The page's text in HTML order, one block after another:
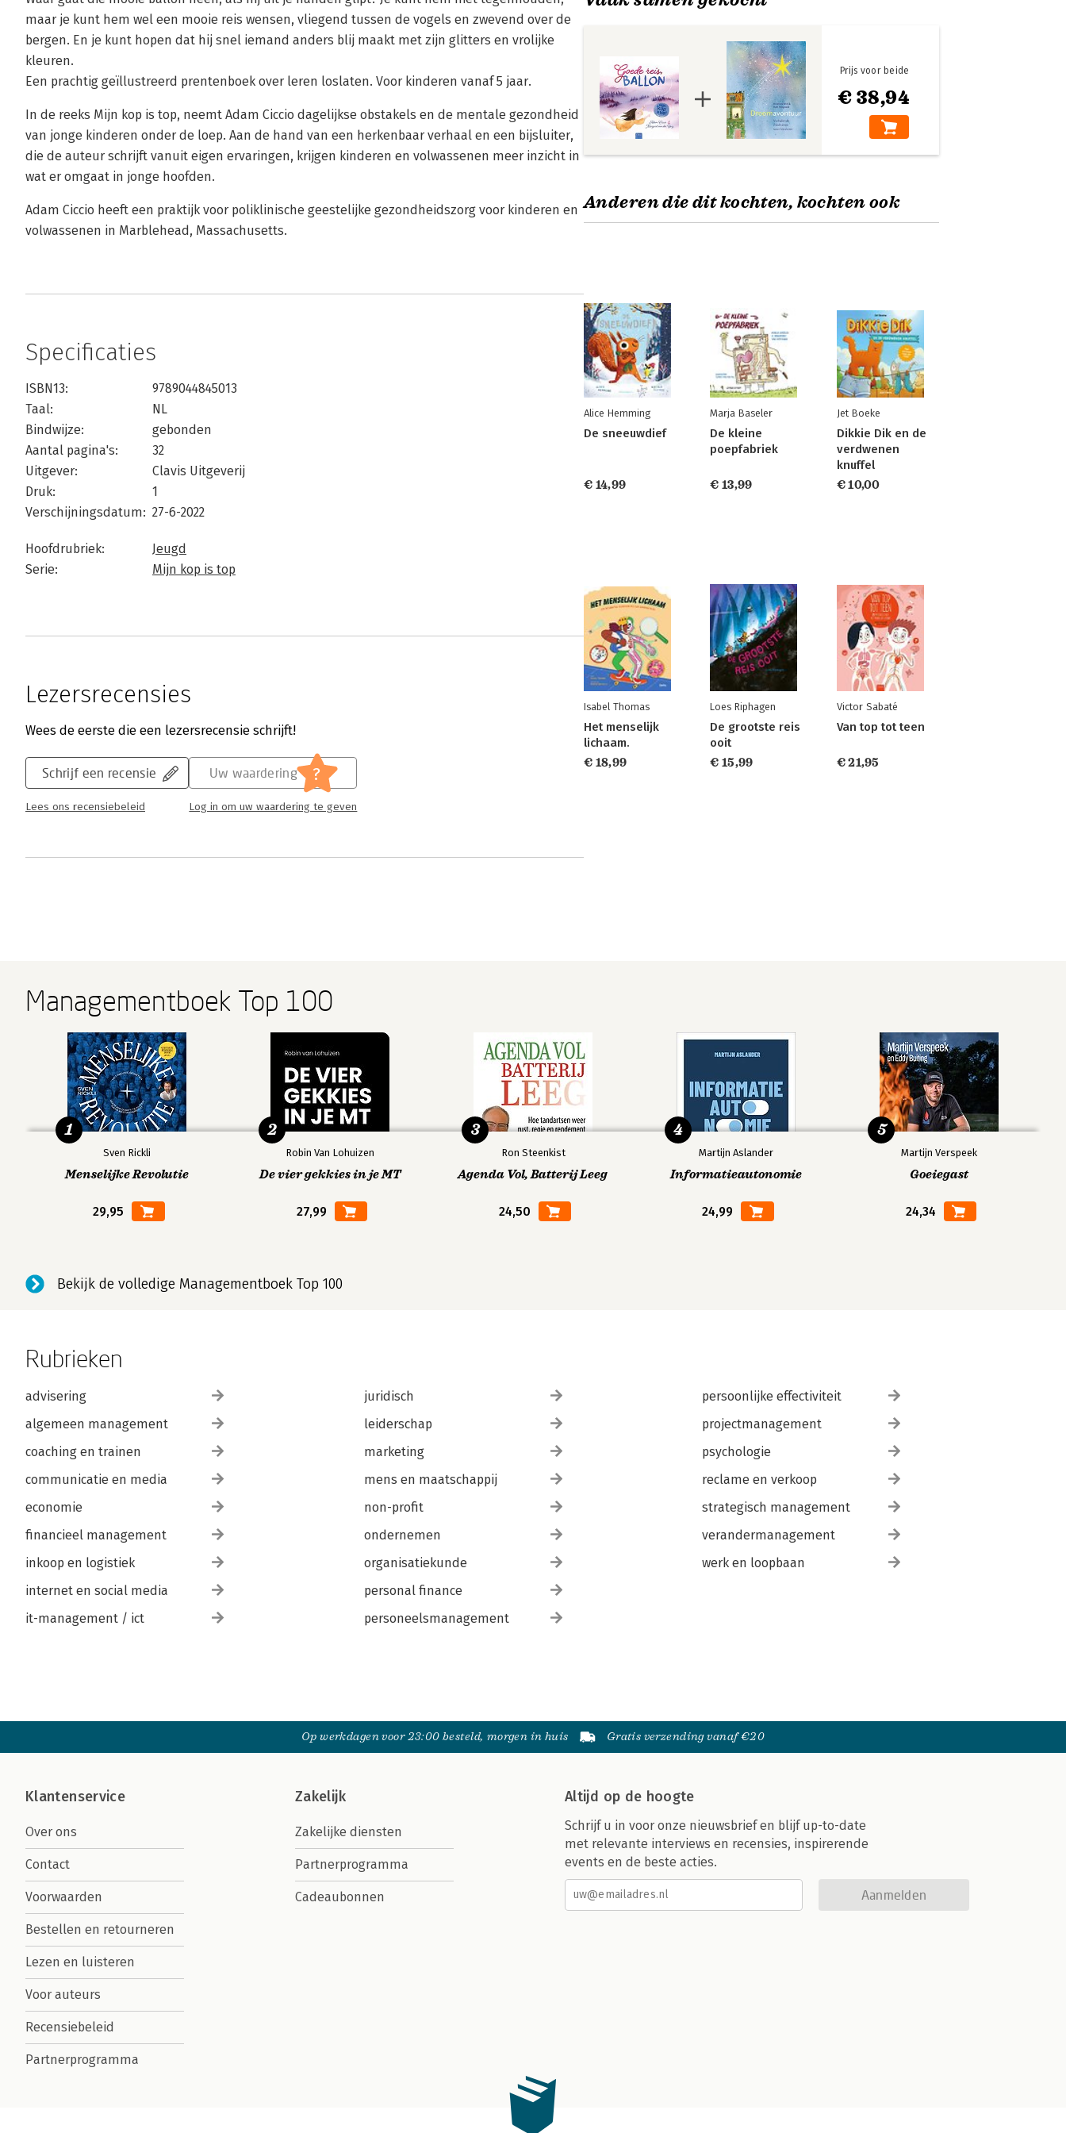
maar je kunt hem wel een mooie reis wensen, vliegend tussen de vogels en zwevend over de
bergen. En je kunt hopen dat hij snel iemand anders blij maakt met zijn glitters en vrolijke
kleuren.
Een prachtig geïllustreerd prentenboek over leren loslaten. Voor kinderen vanaf 5 jaar.
In de reeks Mijn kop is top, neemt Adam Ciccio dagelijkse obstakels en de mentale gezondheid
van jonge kinderen onder de loep. Aan de hand van een herkenbaar verhaal en een bijsluiter,
die de auteur schrijft vanuit eigen ervaringen, krijgen kinderen en volwassenen meer inzicht in
wat er omgaat in jonge hoofden.
Adam Ciccio heeft een praktijk voor poliklinische geestelijke gezondheidszorg voor kinderen en
volwassenen in Marblehead, Massachusetts.
Specificaties
ISBN13:
9789044845013
Taal:
NL
Bindwijze:
gebonden
Aantal pagina's:
32
Uitgever:
Clavis Uitgeverij
Druk:
1
Verschijningsdatum: 27-6-2022
Hoofdrubriek:
Jeugd
Serie:
Mijn kop is top
Lezersrecensies
Wees de eerste die een lezersrecensie schrijft!
Schrijf een recensie
Lees ons recensiebeleid
Uw waardering ?
Log in om uw waardering te geven
€ 38,94
Prijs voor beide
Anderen die dit kochten, kochten ook
Alice Hemming
De sneeuwdief
€ 14,99
Marja Baseler
De kleine
poepfabriek
€ 13,99
Jet Boeke
Dikkie Dik en de
verdwenen
knuffel
€ 10,00
Isabel Thomas
Het menselijk
lichaam.
€ 18,99
Loes Riphagen
De grootste reis
ooit
€ 15,99
Victor Sabaté
Van top tot teen
€ 21,95
Managementboek Top 100
Sven Rickli
Menselijke Revolutie
29,95
1
Robin Van Lohuizen
De vier gekkies in je MT
27,99
2
Ron Steenkist
Agenda Vol, Batterij Leeg
24,50
3
Martijn Aslander
Informatieautonomie
24,99
4
Martijn Verspeek
Goeiegast
24,34
5
Bekijk de volledige Managementboek Top 100
Rubrieken
advisering
algemeen management
coaching en trainen
communicatie en media
economie
financieel management
inkoop en logistiek
internet en social media
it-management / ict
juridisch
leiderschap
marketing
mens en maatschappij
non-profit
ondernemen
organisatiekunde
personal finance
personeelsmanagement
persoonlijke effectiviteit
projectmanagement
psychologie
reclame en verkoop
strategisch management
verandermanagement
werk en loopbaan
Op werkdagen voor 23:00 besteld, morgen in huis Gratis verzending vanaf €20
Klantenservice
Over ons
Contact
Voorwaarden
Bestellen en retourneren
Lezen en luisteren
Voor auteurs
Recensiebeleid
Partnerprogramma
Zakelijk
Zakelijke diensten
Partnerprogramma
Cadeaubonnen
Altijd op de hoogte
Schrijf u in voor onze nieuwsbrief en blijf up-to-date
met relevante interviews en recensies, inspirerende
events en de beste acties.
Aanmelden